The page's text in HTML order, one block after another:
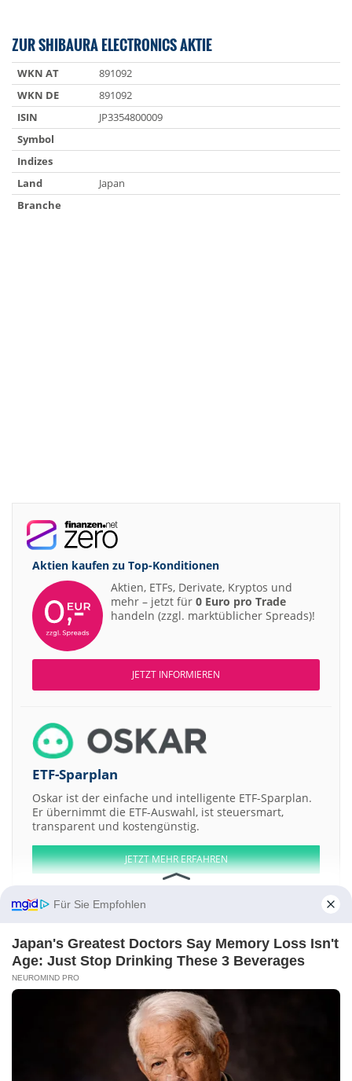
ZUR SHIBAURA ELECTRONICS AKTIE
WKN AT
891092
WKN DE
891092
ISIN
JP3354800009
Symbol
Indizes
Land
Japan
Branche
Aktien kaufen zu Top-Konditionen
Aktien, ETFs, Derivate, Kryptos und
mehr – jetzt für 0 Euro pro Trade
handeln (zzgl. marktüblicher Spreads)!
JETZT INFORMIEREN
ETF-Sparplan
Oskar ist der einfache und intelligente ETF-Sparplan.
Er übernimmt die ETF-Auswahl, ist steuersmart,
transparent und kostengünstig.
JETZT MEHR ERFAHREN
Aktien ATX DAX EuroStoxx 50 Dow Jones NASDAQ 100
Nikkei 225
S&P 500
Weitere Aktien:
JAPAN LOGISTIC SYSTEMS Moya Holdings Asia
Legend Development
Diamond Resorts International
Impressum-Werbung-Barrierefreiheit
Disclaimer-AGB- Privatsphäre-Einstellungen
Für Sie Empfohlen
Japan's Greatest Doctors Say Memory Loss Isn't
Age: Just Stop Drinking These 3 Beverages
NEUROMIND PRO